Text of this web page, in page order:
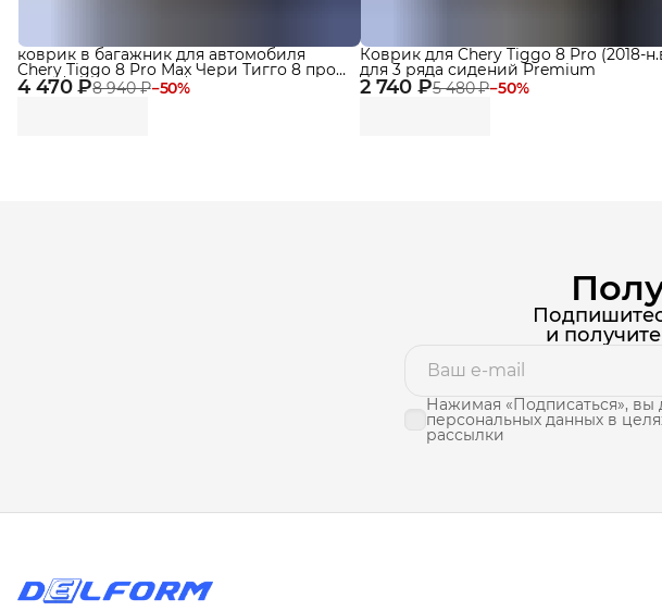
4 470 ₽8 940 ₽−50%
коврик в багажник для автомобиля
Chery Tiggo 8 Pro Max Чери Тигго 8 про
макс / Chery Tiggo 8 / 8 Pro (2018-2022) 2 740 ₽5 480 ₽−50%
Коврик для Chery Tiggo 8 Pro (2018-
для 3 ряда сидений Premium
и
Нажимая «Подписаться», вы
персональных данных в
рассылки